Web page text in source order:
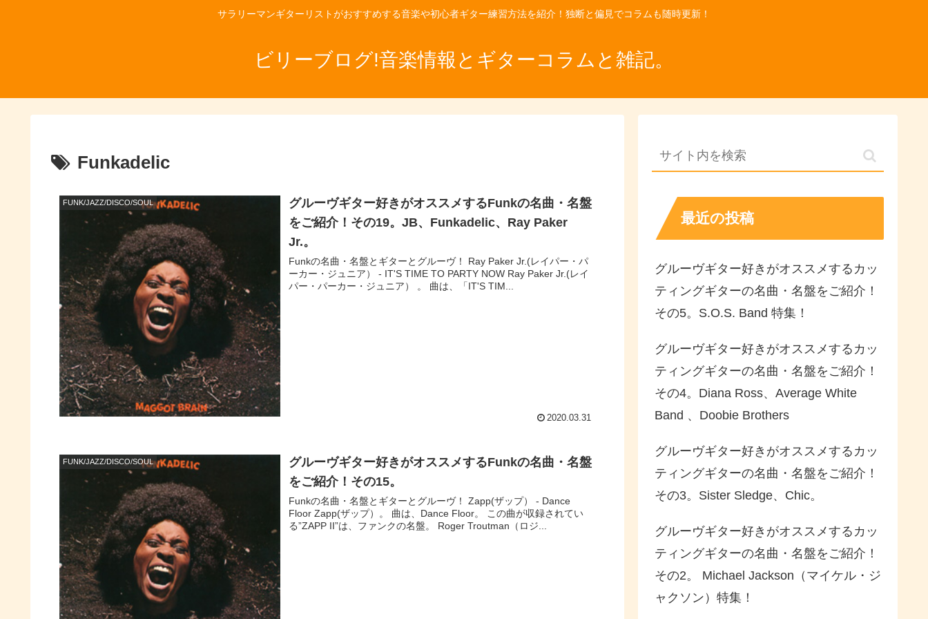
サラリーマンギターリストがおすすめする音楽や初心者ギター練習方法を紹介！独断と偏見でコラムも随時更新！
ビリーブログ!音楽情報とギターコラムと雑記。
Funkadelic
FUNK/JAZZ/DISCO/SOUL
グルーヴギター好きがオススメするFunkの名曲・名盤
をご紹介！その19。JB、Funkadelic、Ray Paker
Jr.。
Funkの名曲・名盤とギターとグルーヴ！ Ray Paker Jr.(レイパー・パ
ーカー・ジュニア） - IT'S TIME TO PARTY NOW Ray Paker Jr.(レイ
パー・パーカー・ジュニア） 。 曲は、「IT'S TIM...
2020.03.31
FUNK/JAZZ/DISCO/SOUL
グルーヴギター好きがオススメするFunkの名曲・名盤
をご紹介！その15。
Funkの名曲・名盤とギターとグルーヴ！ Zapp(ザップ） - Dance
Floor Zapp(ザップ）。 曲は、Dance Floor。 この曲が収録されてい
る”ZAPP II”は、ファンクの名盤。 Roger Troutman（ロジ...
最近の投稿
グルーヴギター好きがオススメするカッ
ティングギターの名曲・名盤をご紹介！
その5。S.O.S. Band 特集！
グルーヴギター好きがオススメするカッ
ティングギターの名曲・名盤をご紹介！
その4。Diana Ross、Average White
Band 、Doobie Brothers
グルーヴギター好きがオススメするカッ
ティングギターの名曲・名盤をご紹介！
その3。Sister Sledge、Chic。
グルーヴギター好きがオススメするカッ
ティングギターの名曲・名盤をご紹介！
その2。 Michael Jackson（マイケル・ジ
ャクソン）特集！